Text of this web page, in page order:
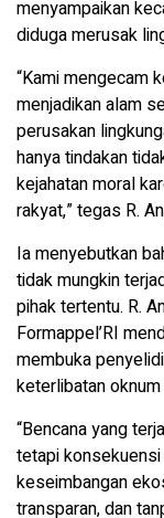
menyampaikan
diduga merusak
“Kami mengecam
menjadikan alam
perusakan
hanya tindakan
kejahatan moral
rakyat,” tegas R.
Ia menyebutkan
tidak mungkin
pihak tertentu. R.
Formappel’RI
membuka
keterlibatan
“Bencana yang
tetapi konsekuensi
keseimbangan
transparan, dan